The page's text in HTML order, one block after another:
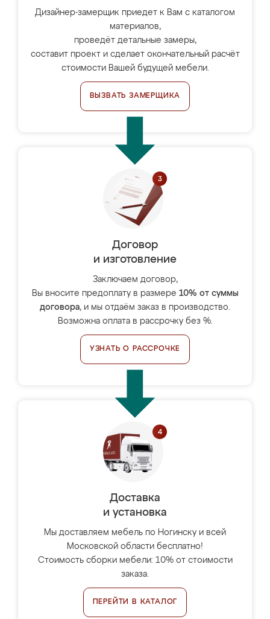
Дизайнер-замерщик приедет к Вам с каталогом
материалов,
проведёт детальные замеры,
составит проект и сделает окончательный расчёт
стоимости Вашей будущей мебели.
ВЫЗВАТЬ ЗАМЕРЩИКА
Договор
и изготовление
Заключаем договор,
Вы вносите предоплату в размере 10% от суммы
договора, и мы отдаём заказ в производство.
Возможна оплата в рассрочку без %.
УЗНАТЬ О РАССРОЧКЕ
Доставка
и установка
Мы доставляем мебель по Ногинску и всей
Московской области бесплатно!
Стоимость сборки мебели: 10% от стоимости
заказа.
ПЕРЕЙТИ В КАТАЛОГ